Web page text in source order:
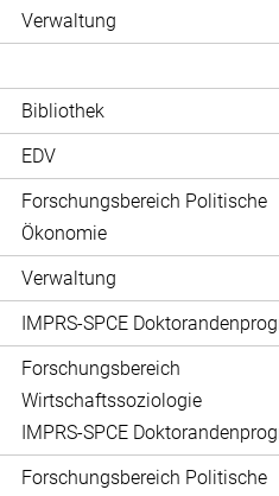
Verwaltung
Bibliothek
EDV
Forschungsbereich Politische
Ökonomie
Verwaltung
IMPRS-SPCE
Forschungsbereich
Wirtschaftssoziologie
IMPRS-SPCE
Forschungsbereich Politische